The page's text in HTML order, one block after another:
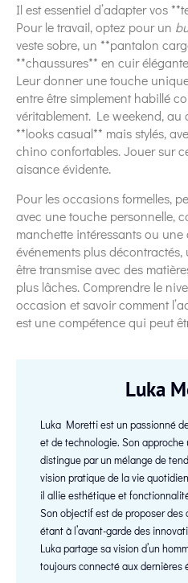
Il est essentiel d’adapter vos
Pour le travail, optez pour un
veste sobre, un **pantalon
**chaussures** en cuir
Leur donner une touche
entre être simplement habillé
véritablement. Le weekend, au
**looks casual** mais stylés,
chino confortables. Jouer sur
aisance évidente.
Pour les occasions formelles,
avec une touche personnelle,
manchette intéressants ou
événements plus
être transmise avec des
plus lâches. Comprendre le
occasion et savoir comment
est une compétence qui peut
Luka
Luka Moretti est un passionné
et de technologie. Son approche
distingue par un mélange de
vision pratique de la vie
il allie esthétique et
Son objectif est de proposer des
étant à l’avant-garde des
Luka partage sa vision d’un
toujours connecté aux dernières